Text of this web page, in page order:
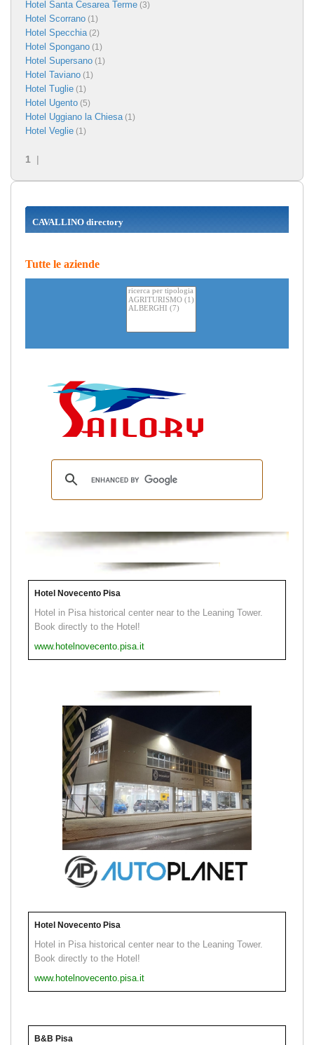
Hotel Santa Cesarea Terme (3)
Hotel Scorrano (1)
Hotel Specchia(2)
Hotel Spongano (1)
Hotel Supersano (1)
Hotel Taviano (1)
Hotel Tuglie (1)
Hotel Ugento (5)
Hotel Uggiano la Chiesa(1)
Hotel Veglie (1)
1 |
CAVALLINO directory
Tutte le aziende
Hotel Novecento Pisa
Hotel in Pisa historical center near to the Leaning Tower.
Book directly to the Hotel!
www.hotelnovecento.pisa.it
Hotel Novecento Pisa
Hotel in Pisa historical center near to the Leaning Tower.
Book directly to the Hotel!
www.hotelnovecento.pisa.it
B&B Pisa